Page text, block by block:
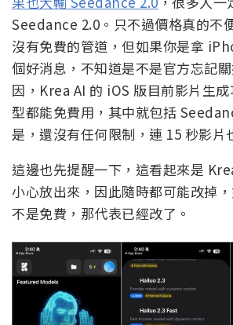
Seedance 2.0。只不過價格真的不
沒有免費的管道，但如果你是拿
個好消息，不知道是不是官方忘記
因，Krea AI 的 iOS 版目前影片生
型都能免費用，其中就包括
是，還沒有任何限制，連 15 秒影片
這邊也先提醒一下，這看起來是
小心放出來，因此隨時都可能改掉
不是免費，那代表已經改了。